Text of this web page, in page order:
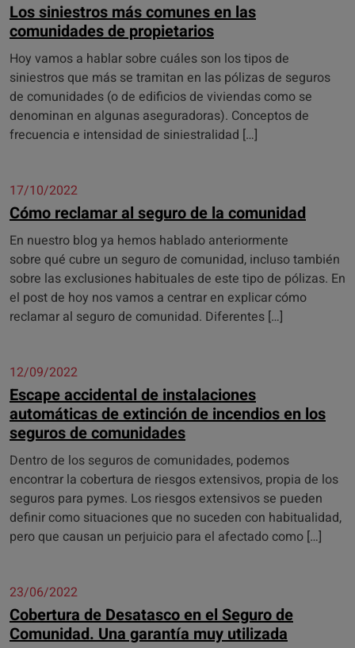
Los siniestros más comunes en las
comunidades de propietarios
Hoy vamos a hablar sobre cuáles son los tipos de
siniestros que más se tramitan en las pólizas de seguros
de comunidades (o de edificios de viviendas como se
denominan en algunas aseguradoras). Conceptos de
frecuencia e intensidad de siniestralidad […]
17/10/2022
Cómo reclamar al seguro de la comunidad
En nuestro blog ya hemos hablado anteriormente
sobre qué cubre un seguro de comunidad, incluso también
sobre las exclusiones habituales de este tipo de pólizas. En
el post de hoy nos vamos a centrar en explicar cómo
reclamar al seguro de comunidad. Diferentes […]
12/09/2022
Escape accidental de instalaciones
automáticas de extinción de incendios en los
seguros de comunidades
Dentro de los seguros de comunidades, podemos
encontrar la cobertura de riesgos extensivos, propia de los
seguros para pymes. Los riesgos extensivos se pueden
definir como situaciones que no suceden con habitualidad,
pero que causan un perjuicio para el afectado como […]
23/06/2022
Cobertura de Desatasco en el Seguro de
Comunidad. Una garantía muy utilizada